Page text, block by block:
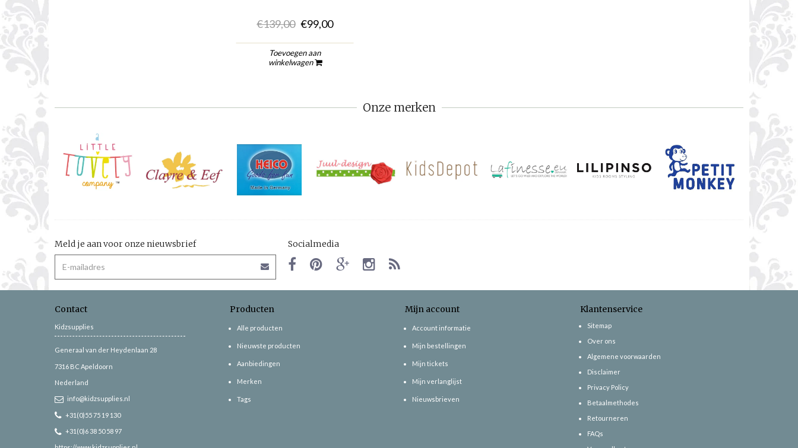
€139,00 €99,00
Toevoegen aan
winkelwagen
Onze merken
Meld je aan voor onze nieuwsbrief Socialmedia
Contact
Kidzsupplies
Generaal van der Heydenlaan 28
7316 BC Apeldoorn
Nederland
info@kidzsupplies.nl
+31(0)55 75 19 130
+31(0)6 38 50 58 97
Producten
Alle producten
Nieuwste producten
Aanbiedingen
Merken
Tags
Mijn account
Account informatie
Mijn bestellingen
Mijn tickets
Mijn verlanglijst
Nieuwsbrieven
Klantenservice
Sitemap
Over ons
Algemene voorwaarden
Disclaimer
Privacy Policy
Betaalmethodes
Retourneren
FAQs